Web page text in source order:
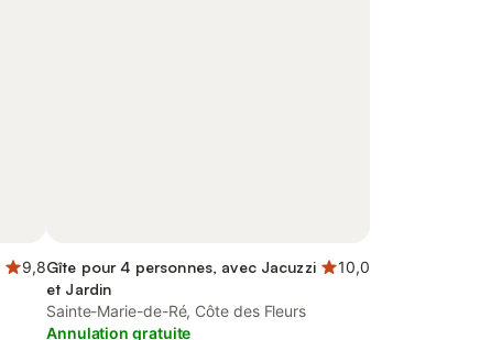
9,8Gîte pour 4 personnes, avec Jacuzzi
et Jardin
10,0
Sainte-Marie-de-Ré, Côte des Fleurs
Annulation gratuite